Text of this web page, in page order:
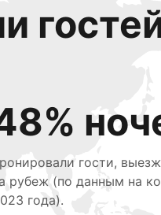
гости,
рубеж (по данным на
года).